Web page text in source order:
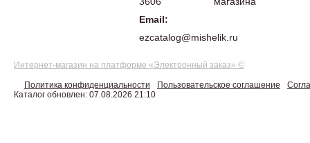
Email:
ezcatalog@mishelik.ru
Интернет-магазин на платформе «Электронный заказ» ©
Политика конфиденциальности Пользовательское соглашение
Каталог обновлен: 07.08.2026 21:10